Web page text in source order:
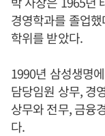
경영학과를 졸업
학위를 받았다.
1990년 삼성생명
담당임원 상무, 경
상무와 전무, 금융
다.